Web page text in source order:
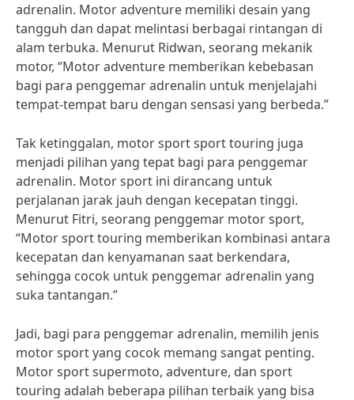
adrenalin. Motor adventure memiliki desain yang
tangguh dan dapat melintasi berbagai rintangan di
alam terbuka. Menurut Ridwan, seorang mekanik
motor, “Motor adventure memberikan kebebasan
bagi para penggemar adrenalin untuk menjelajahi
tempat-tempat baru dengan sensasi yang berbeda.”
Tak ketinggalan, motor sport sport touring juga
menjadi pilihan yang tepat bagi para penggemar
adrenalin. Motor sport ini dirancang untuk
perjalanan jarak jauh dengan kecepatan tinggi.
Menurut Fitri, seorang penggemar motor sport,
“Motor sport touring memberikan kombinasi antara
kecepatan dan kenyamanan saat berkendara,
sehingga cocok untuk penggemar adrenalin yang
suka tantangan.”
Jadi, bagi para penggemar adrenalin, memilih jenis
motor sport yang cocok memang sangat penting.
Motor sport supermoto, adventure, dan sport
touring adalah beberapa pilihan terbaik yang bisa